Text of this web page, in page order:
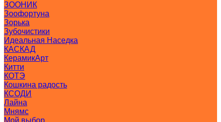
ЗООНИК
Зоофортуна
Зорька
Зубочистики
Идеальная Наседка
КАСКАД
КерамикАрт
Китти
КОТЭ
Кошкина радость
КСОДИ
Лайна
Мнямс
Мой выбор